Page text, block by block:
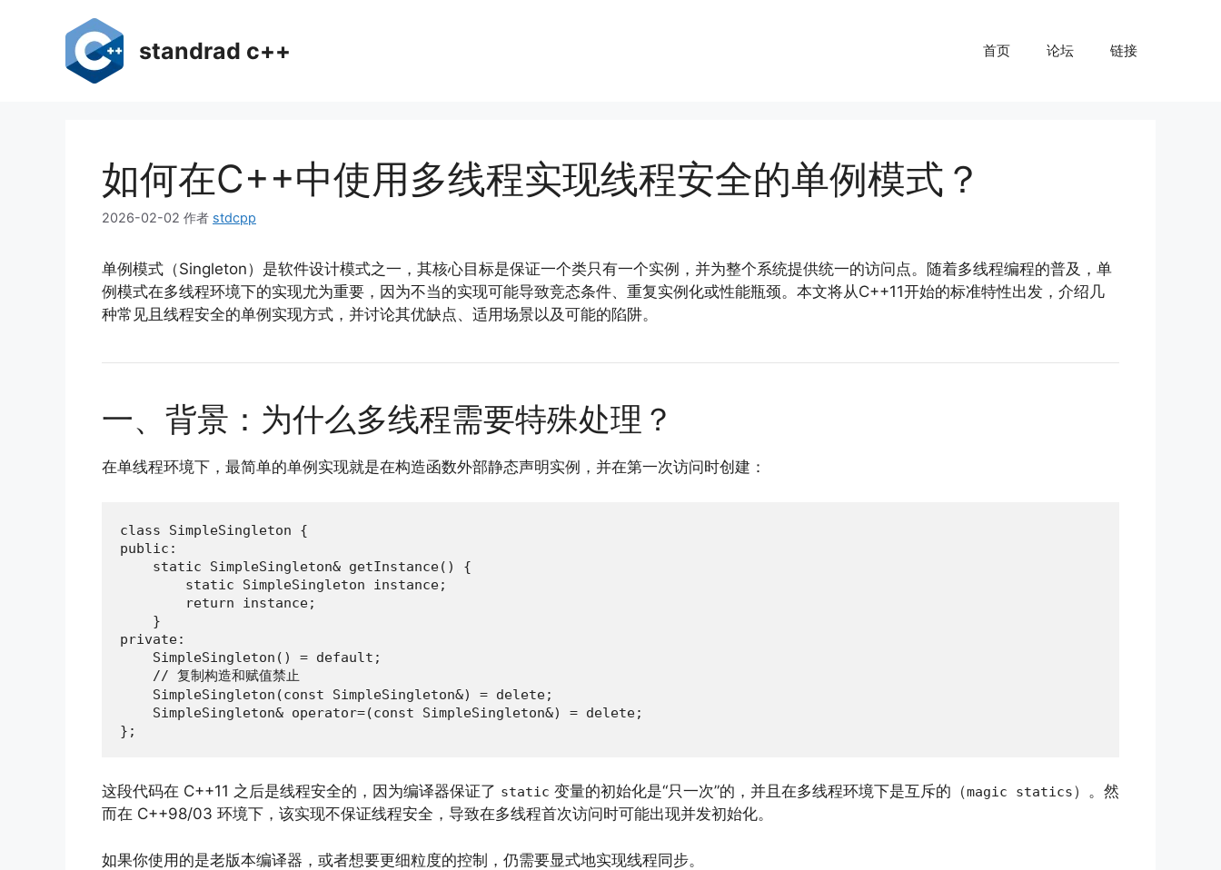
standrad c++ 首页 论坛 链接
如何在C++中使用多线程实现线程安全的单例模式？
2026-02-02 作者 stdcpp
单例模式（Singleton）是软件设计模式之一，其核心目标是保证一个类只有一个实例，并为整个系统提供统一的访问点。随着多线程编程的普及，单
例模式在多线程环境下的实现尤为重要，因为不当的实现可能导致竞态条件、重复实例化或性能瓶颈。本文将从C++11开始的标准特性出发，介绍几
种常见且线程安全的单例实现方式，并讨论其优缺点、适用场景以及可能的陷阱。
一、背景：为什么多线程需要特殊处理？
在单线程环境下，最简单的单例实现就是在构造函数外部静态声明实例，并在第一次访问时创建：
class SimpleSingleton {
public:
    static SimpleSingleton& getInstance() {
        static SimpleSingleton instance;
        return instance;
    }
private:
    SimpleSingleton() = default;
    // 复制构造和赋值禁止
    SimpleSingleton(const SimpleSingleton&) = delete;
    SimpleSingleton& operator=(const SimpleSingleton&) = delete;
};
这段代码在 C++11 之后是线程安全的，因为编译器保证了 static 变量的初始化是“只一次”的，并且在多线程环境下是互斥的（magic statics）。然
而在 C++98/03 环境下，该实现不保证线程安全，导致在多线程首次访问时可能出现并发初始化。
如果你使用的是老版本编译器，或者想要更细粒度的控制，仍需要显式地实现线程同步。